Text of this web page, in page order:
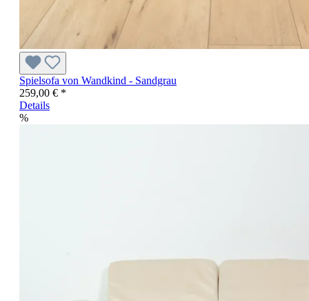
Spielsofa von Wandkind - Sandgrau
259,00 € *
Details
%